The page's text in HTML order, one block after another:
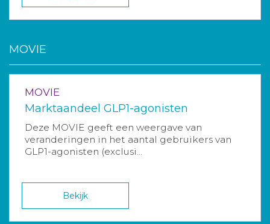
MOVIE
MOVIE
Marktaandeel GLP1-agonisten
Deze MOVIE geeft een weergave van
veranderingen in het aantal gebruikers van
GLP1-agonisten (exclusi...
Bekijk